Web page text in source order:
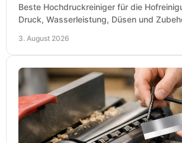
Beste Hochdruckreiniger für die
Druck, Wasserleistung, Düsen und
3. August 2026